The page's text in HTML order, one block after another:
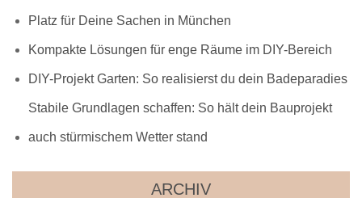
Platz für Deine Sachen in München
Kompakte Lösungen für enge Räume im DIY-Bereich
DIY-Projekt Garten: So realisierst du dein Badeparadies
Stabile Grundlagen schaffen: So hält dein Bauprojekt
auch stürmischem Wetter stand
ARCHIV